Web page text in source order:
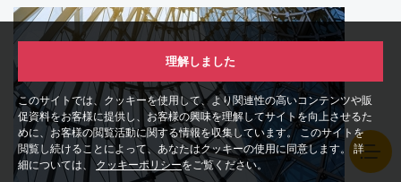
このサイトでは、クッキーを使用して、より関連性の高いコンテンツや販
促資料をお客様に提供し、お客様の興味を理解してサイトを向上させるた
めに、お客様の閲覧活動に関する情報を収集しています。 このサイトを
閲覧し続けることによって、あなたはクッキーの使用に同意します。 詳
細については、クッキーポリシーをご覧ください。
理解しました